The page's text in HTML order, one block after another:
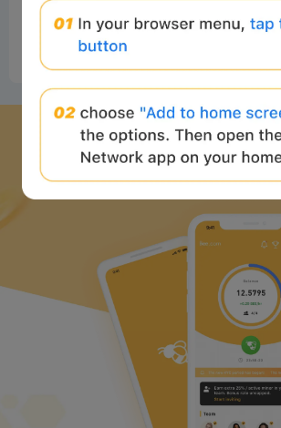
下载蜜蜂网络 APP
并开始 web3 之旅